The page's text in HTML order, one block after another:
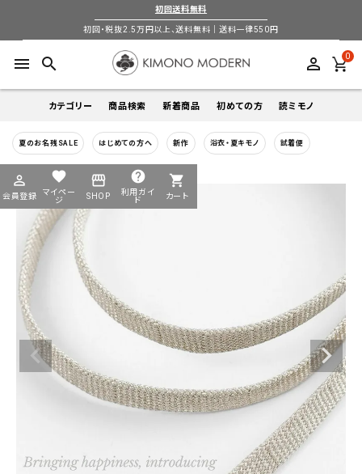
初回送料無料
初回・税抜2.5万円以上、送料無料｜送料一律550円
menu search perm_identity 0
カテゴリー
着物
帯
羽織
小物
商品検索
キーワードから探す
search
季節から探す
通年 5-9月
カテゴリーから探す
着物 帯 小物
新着商品 初めての方 読ミモノ
夏のお名残SALE はじめての方へ 新作 浴衣・夏キモノ 試着便
perm_identity
会員登録
favorite
マイペー
ジ
storefront
SHOP
help
利用ガイ
ド
shopping_cart
カート
login ログイン
ようこそ ゲスト 様